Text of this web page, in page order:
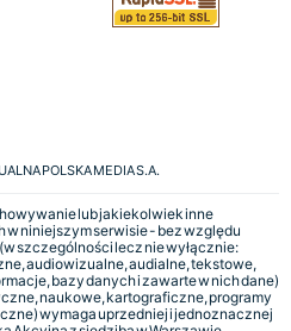
POLSKA MEDIA S.A.
lub jakiekolwiek inne
niniejszym serwisie - bez względu
szczególności lecz nie wyłącznie:
audiowizualne, audialne, tekstowe,
bazy danych i zawarte w nich dane)
naukowe, kartograficzne, programy
wymaga uprzedniej i jednoznacznej